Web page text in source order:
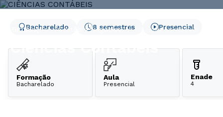
Graduação Gestão e Negócios Ciências Contábeis
Ciências Contábeis
8 semestres
Bacharelado Presencial
Formação
Bacharelado
Aula
Presencial
Enade
4